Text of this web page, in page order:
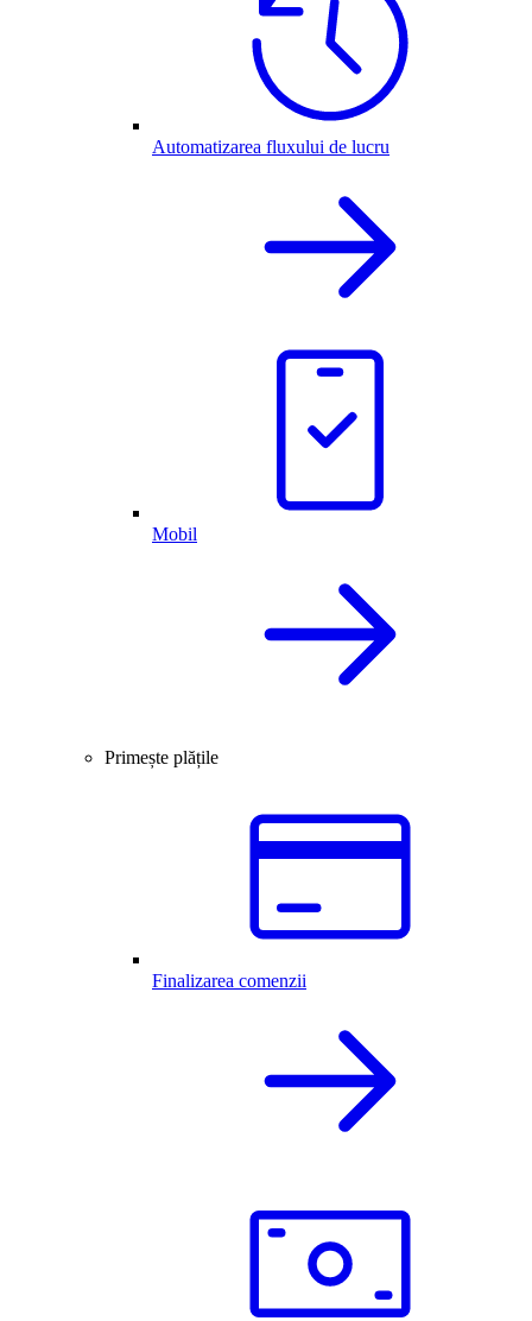
Automatizarea fluxului de lucru
Mobil
Primește plățile
Finalizarea comenzii